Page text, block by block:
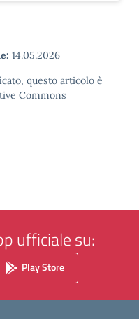
14.05.2026
questo articolo è
Commons
ufficiale su:
Play Store